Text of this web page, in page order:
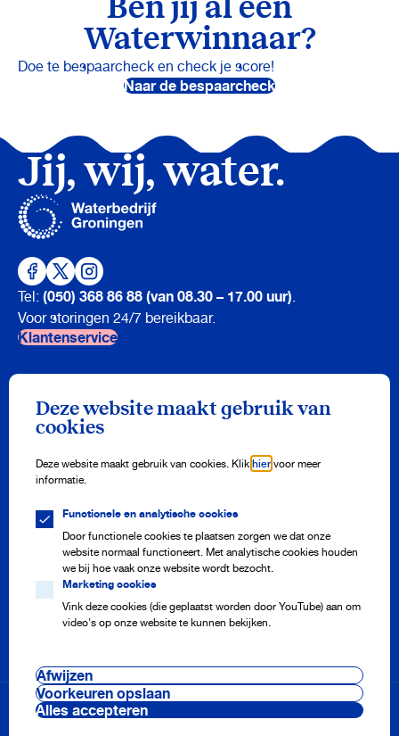
Deze website maakt gebruik van
cookies
Deze website maakt gebruik van cookies. Klik hier voor meer
informatie.
Functionele en analytische cookies
Door functionele cookies te plaatsen zorgen we dat onze
website normaal functioneert. Met analytische cookies houden
we bij hoe vaak onze website wordt bezocht.
Marketing cookies
Vink deze cookies (die geplaatst worden door YouTube) aan om
video's op onze website te kunnen bekijken.
Afwijzen
Voorkeuren opslaan
Alles accepteren
Ben jij al een
Waterwinnaar?
Doe te bespaarcheck en check je score!
Naar de bespaarcheck
Jij, wij, water.
Tel: (050) 368 86 88 (van 08.30 – 17.00 uur).
Voor storingen 24/7 bereikbaar.
Klantenservice
Meterstand doorgeven
Adres aanmelden of afmelden
Storing melden
Veelgestelde vragen
Werken bij
Nieuwsbrief
Meld je aan en ontvang drie keer per jaar onze nieuwsbrief vol
watertips!
Cookie voorkeuren
Voorwaarden & regelingen
Disclaimer & privacy